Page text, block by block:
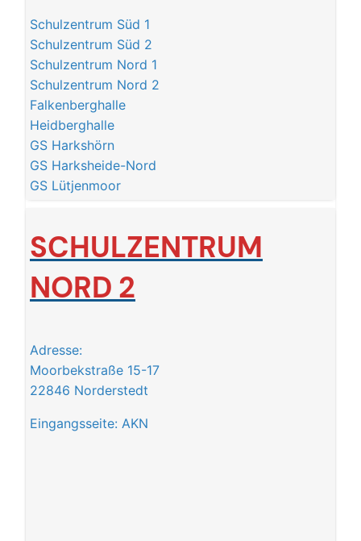
Schulzentrum Süd 1
Schulzentrum Süd 2
Schulzentrum Nord 1
Schulzentrum Nord 2
Falkenberghalle
Heidberghalle
GS Harkshörn
GS Harksheide-Nord
GS Lütjenmoor
SCHULZENTRUM
NORD 2
Adresse:
Moorbekstraße 15-17
22846 Norderstedt
Eingangsseite: AKN